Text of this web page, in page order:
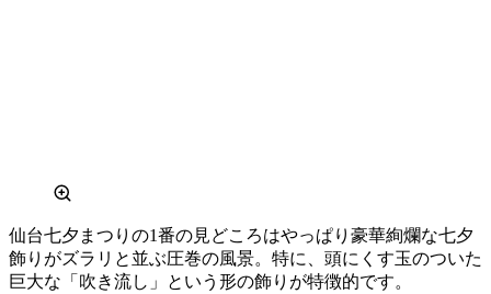
仙台七夕まつりの1番の見どころはやっぱり豪華絢爛な七夕
飾りがズラリと並ぶ圧巻の風景。特に、頭にくす玉のついた
巨大な「吹き流し」という形の飾りが特徴的です。